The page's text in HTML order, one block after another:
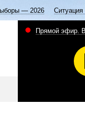
— 2026 Ситуация
Прямой эфир.